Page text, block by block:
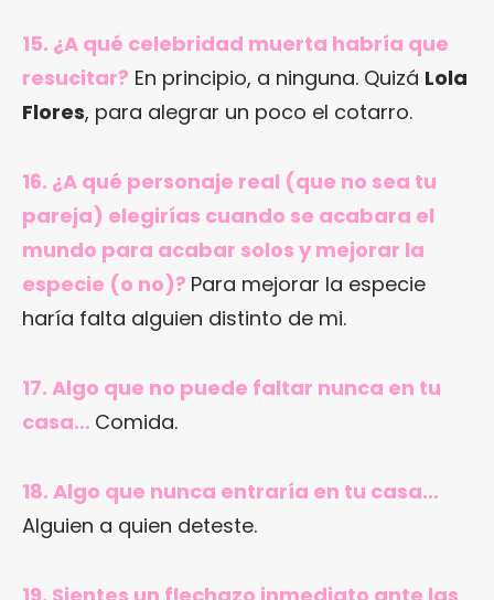
15. ¿A qué celebridad muerta habría que
resucitar? En principio, a ninguna. Quizá Lola
Flores, para alegrar un poco el cotarro.
16. ¿A qué personaje real (que no sea tu
pareja) elegirías cuando se acabara el
mundo para acabar solos y mejorar la
especie (o no)? Para mejorar la especie
haría falta alguien distinto de mi.
17. Algo que no puede faltar nunca en tu
casa… Comida.
18. Algo que nunca entraría en tu casa…
Alguien a quien deteste.